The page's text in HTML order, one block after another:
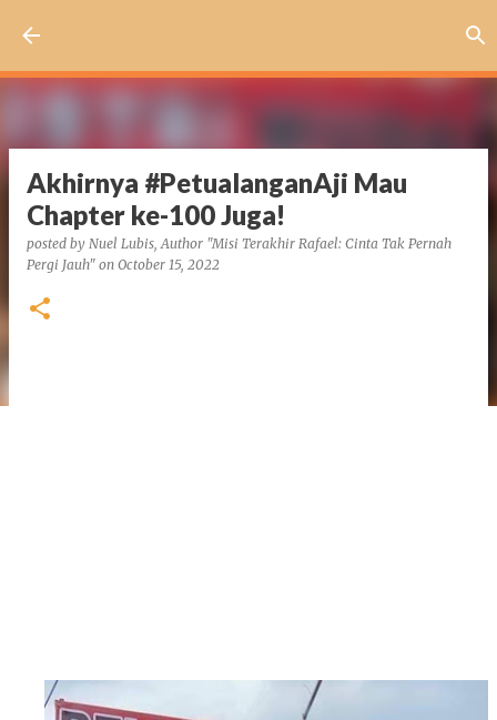
Akhirnya #PetualanganAji Mau
Chapter ke-100 Juga!
posted by Nuel Lubis, Author "Misi Terakhir Rafael: Cinta Tak Pernah
Pergi Jauh" on October 15, 2022